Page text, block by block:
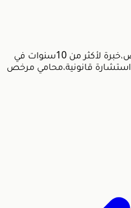
حاصل على الماجستير بالقانون الخاص،خبرة لأكثر من 10سنوات في
مجال المحاماة،تم تقديم أكثر من ٤٠٠٠ استشارة قانونية،محامي مرخص